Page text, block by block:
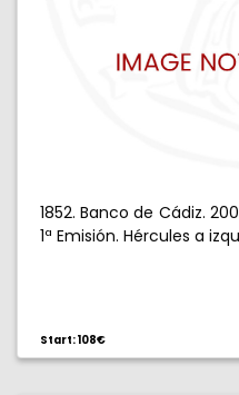
1852. Banco de Cádiz.
1ª Emisión. Hércules a
Start: 108€